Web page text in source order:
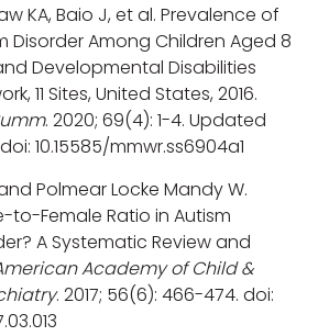
KA, Baio J, et al. Prevalence of
Disorder Among Children Aged 8
Developmental Disabilities
11 Sites, United States, 2016.
. 2020; 69(4): 1-4. Updated
10.15585/mmwr.ss6904a1
Polmear Locke Mandy W.
to-Female Ratio in Autism
A Systematic Review and
Academy of Child &
. 2017; 56(6): 466-474. doi: